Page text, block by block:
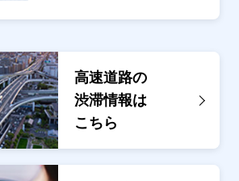
高速道路の
渋滞情報は
こちら